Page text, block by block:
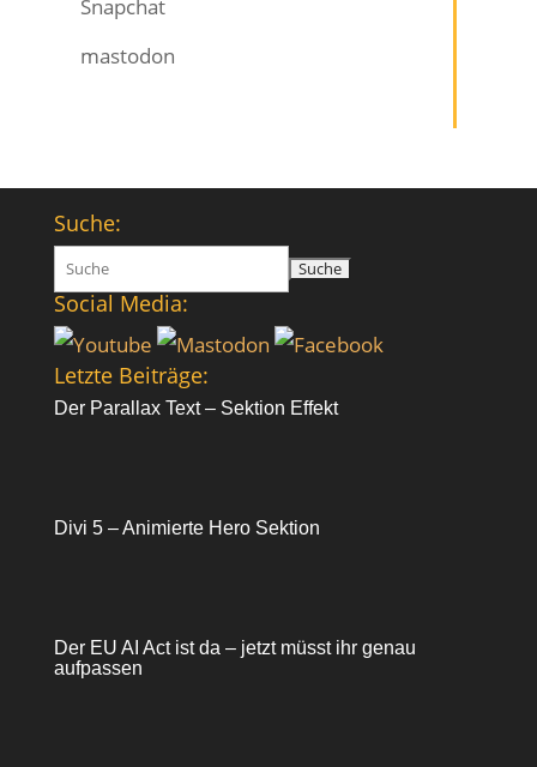
Snapchat
mastodon
Suche:
Suchen
nach:
Social Media:
Letzte Beiträge:
Der Parallax Text – Sektion Effekt
Divi 5 – Animierte Hero Sektion
Der EU AI Act ist da – jetzt müsst ihr genau
aufpassen